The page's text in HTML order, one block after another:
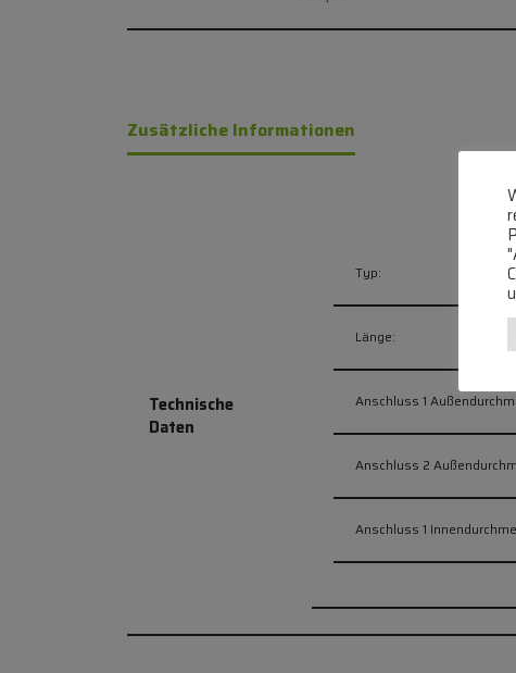
Zusätzliche Informationen
Technische
Daten
Typ:
Länge:
Anschluss 1
Anschluss 2
Anschluss 1